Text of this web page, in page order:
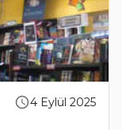
4 Eylül 2025